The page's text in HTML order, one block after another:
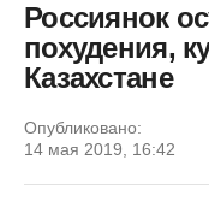
Россиянок
похудения,
Казахстане
Опубликовано:
14 мая 2019, 16:42